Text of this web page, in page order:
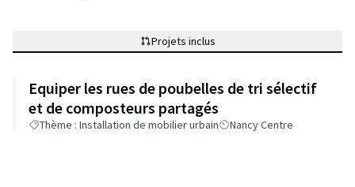
Projets inclus
Equiper les rues de poubelles de tri sélectif
et de composteurs partagés
Thème : Installation de mobilier urbain Nancy Centre